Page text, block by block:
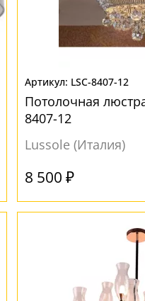
LSC-8407-12
Потолочная
8407-12
Lussole (Италия)
8 500 ₽